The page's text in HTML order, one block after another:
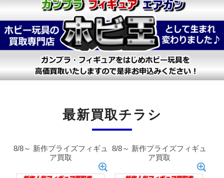
anze@tecolab.co.jp
最新買取チラシ
8/8～ 新作プライズフィギュ
ア買取
8/8～ 新作プライズフィギュ
ア買取